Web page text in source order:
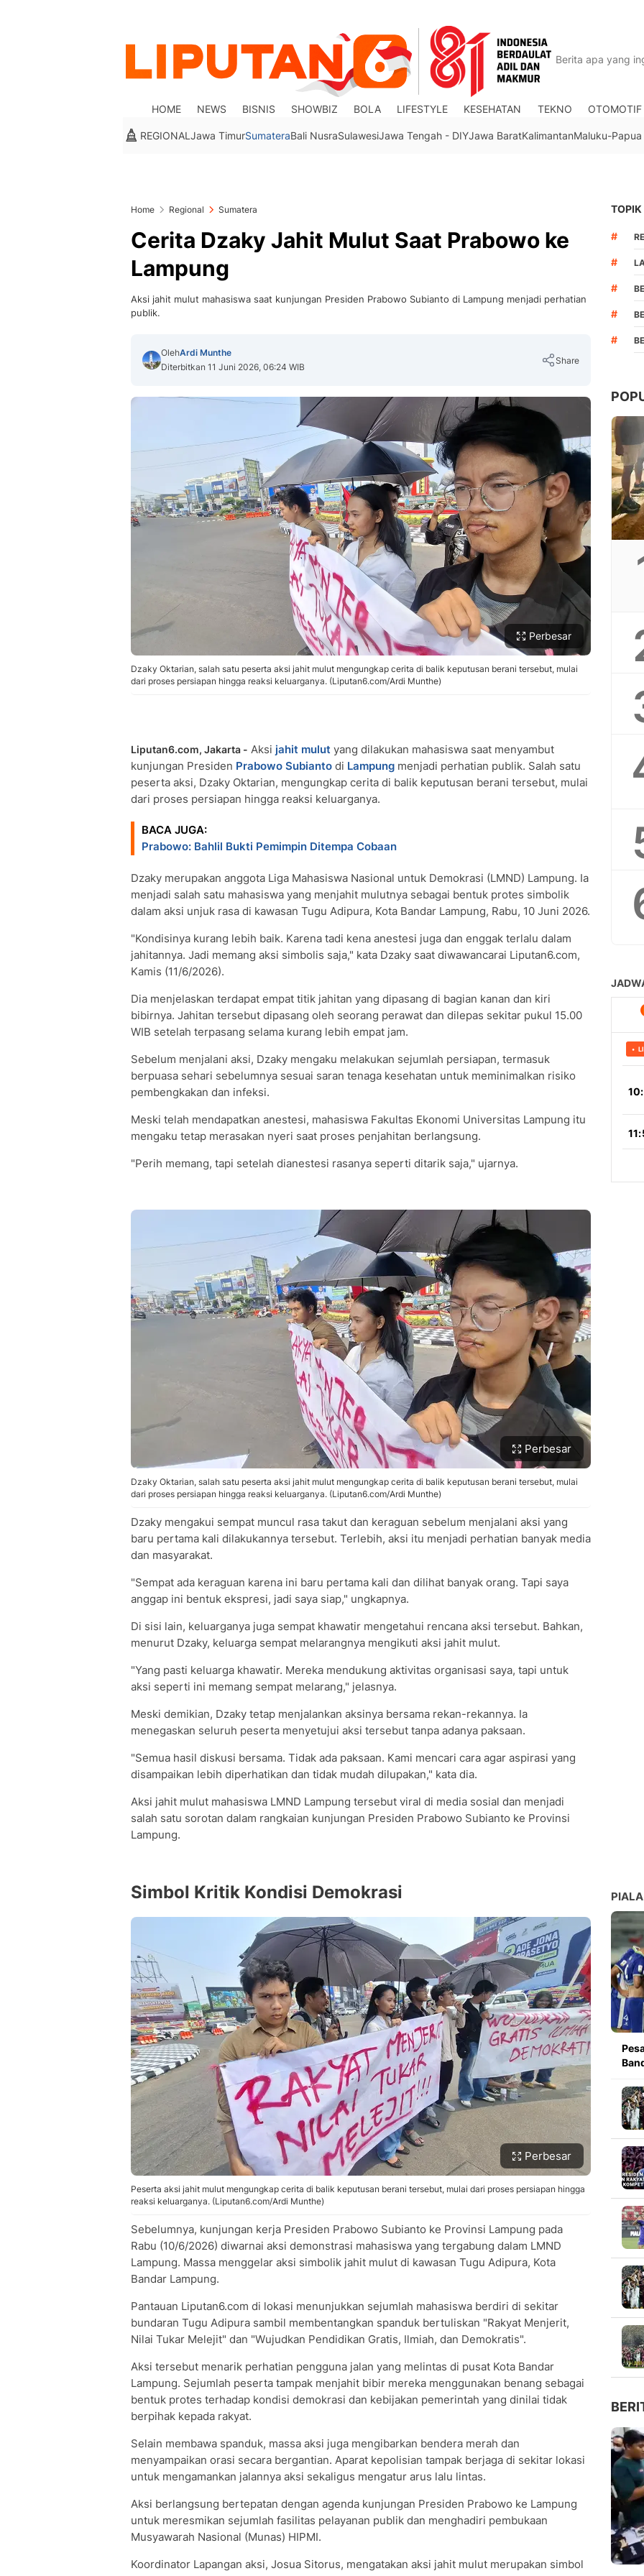
HOME NEWS BISNIS SHOWBIZ BOLA LIFESTYLE KESEHATAN TEKNO OTOMOTIF
REGIONAL Jawa TimurSumateraBali NusraSulawesiJawa Tengah - DIYJawa BaratKalimantanMaluku-Papua
Home Regional Sumatera
Cerita Dzaky Jahit Mulut Saat Prabowo ke
Lampung
Aksi jahit mulut mahasiswa saat kunjungan Presiden Prabowo Subianto di Lampung menjadi perhatian
publik.
OlehArdi Munthe
Diterbitkan 11 Juni 2026, 06:24 WIB
Share
Copy Link
Perbesar
Dzaky Oktarian, salah satu peserta aksi jahit mulut mengungkap cerita di balik keputusan berani tersebut, mulai
dari proses persiapan hingga reaksi keluarganya. (Liputan6.com/Ardi Munthe)
Liputan6.com, Jakarta - Aksi jahit mulut yang dilakukan mahasiswa saat menyambut
kunjungan Presiden Prabowo Subianto di Lampung menjadi perhatian publik. Salah satu
peserta aksi, Dzaky Oktarian, mengungkap cerita di balik keputusan berani tersebut, mulai
dari proses persiapan hingga reaksi keluarganya.
BACA JUGA:
Prabowo: Bahlil Bukti Pemimpin Ditempa Cobaan
Dzaky merupakan anggota Liga Mahasiswa Nasional untuk Demokrasi (LMND) Lampung. Ia
menjadi salah satu mahasiswa yang menjahit mulutnya sebagai bentuk protes simbolik
dalam aksi unjuk rasa di kawasan Tugu Adipura, Kota Bandar Lampung, Rabu, 10 Juni 2026.
"Kondisinya kurang lebih baik. Karena tadi kena anestesi juga dan enggak terlalu dalam
jahitannya. Jadi memang aksi simbolis saja," kata Dzaky saat diwawancarai Liputan6.com,
Kamis (11/6/2026).
Dia menjelaskan terdapat empat titik jahitan yang dipasang di bagian kanan dan kiri
bibirnya. Jahitan tersebut dipasang oleh seorang perawat dan dilepas sekitar pukul 15.00
WIB setelah terpasang selama kurang lebih empat jam.
Sebelum menjalani aksi, Dzaky mengaku melakukan sejumlah persiapan, termasuk
berpuasa sehari sebelumnya sesuai saran tenaga kesehatan untuk meminimalkan risiko
pembengkakan dan infeksi.
Meski telah mendapatkan anestesi, mahasiswa Fakultas Ekonomi Universitas Lampung itu
mengaku tetap merasakan nyeri saat proses penjahitan berlangsung.
"Perih memang, tapi setelah dianestesi rasanya seperti ditarik saja," ujarnya.
Perbesar
Dzaky Oktarian, salah satu peserta aksi jahit mulut mengungkap cerita di balik keputusan berani tersebut, mulai
dari proses persiapan hingga reaksi keluarganya. (Liputan6.com/Ardi Munthe)
Dzaky mengakui sempat muncul rasa takut dan keraguan sebelum menjalani aksi yang
baru pertama kali dilakukannya tersebut. Terlebih, aksi itu menjadi perhatian banyak media
dan masyarakat.
"Sempat ada keraguan karena ini baru pertama kali dan dilihat banyak orang. Tapi saya
anggap ini bentuk ekspresi, jadi saya siap," ungkapnya.
Di sisi lain, keluarganya juga sempat khawatir mengetahui rencana aksi tersebut. Bahkan,
menurut Dzaky, keluarga sempat melarangnya mengikuti aksi jahit mulut.
"Yang pasti keluarga khawatir. Mereka mendukung aktivitas organisasi saya, tapi untuk
aksi seperti ini memang sempat melarang," jelasnya.
Meski demikian, Dzaky tetap menjalankan aksinya bersama rekan-rekannya. Ia
menegaskan seluruh peserta menyetujui aksi tersebut tanpa adanya paksaan.
"Semua hasil diskusi bersama. Tidak ada paksaan. Kami mencari cara agar aspirasi yang
disampaikan lebih diperhatikan dan tidak mudah dilupakan," kata dia.
Aksi jahit mulut mahasiswa LMND Lampung tersebut viral di media sosial dan menjadi
salah satu sorotan dalam rangkaian kunjungan Presiden Prabowo Subianto ke Provinsi
Lampung.
Simbol Kritik Kondisi Demokrasi
Perbesar
Peserta aksi jahit mulut mengungkap cerita di balik keputusan berani tersebut, mulai dari proses persiapan hingga
reaksi keluarganya. (Liputan6.com/Ardi Munthe)
Sebelumnya, kunjungan kerja Presiden Prabowo Subianto ke Provinsi Lampung pada
Rabu (10/6/2026) diwarnai aksi demonstrasi mahasiswa yang tergabung dalam LMND
Lampung. Massa menggelar aksi simbolik jahit mulut di kawasan Tugu Adipura, Kota
Bandar Lampung.
Pantauan Liputan6.com di lokasi menunjukkan sejumlah mahasiswa berdiri di sekitar
bundaran Tugu Adipura sambil membentangkan spanduk bertuliskan "Rakyat Menjerit,
Nilai Tukar Melejit" dan "Wujudkan Pendidikan Gratis, Ilmiah, dan Demokratis".
Aksi tersebut menarik perhatian pengguna jalan yang melintas di pusat Kota Bandar
Lampung. Sejumlah peserta tampak menjahit bibir mereka menggunakan benang sebagai
bentuk protes terhadap kondisi demokrasi dan kebijakan pemerintah yang dinilai tidak
berpihak kepada rakyat.
Selain membawa spanduk, massa aksi juga mengibarkan bendera merah dan
menyampaikan orasi secara bergantian. Aparat kepolisian tampak berjaga di sekitar lokasi
untuk mengamankan jalannya aksi sekaligus mengatur arus lalu lintas.
Aksi berlangsung bertepatan dengan agenda kunjungan Presiden Prabowo ke Lampung
untuk meresmikan sejumlah fasilitas pelayanan publik dan menghadiri pembukaan
Musyawarah Nasional (Munas) HIPMI.
Koordinator Lapangan aksi, Josua Sitorus, mengatakan aksi jahit mulut merupakan simbol
TOPIK
#
#
#
#
#